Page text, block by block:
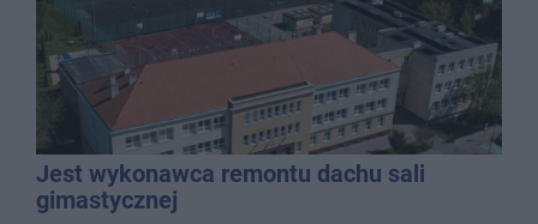
Jest wykonawca remontu dachu sali
gimastycznej